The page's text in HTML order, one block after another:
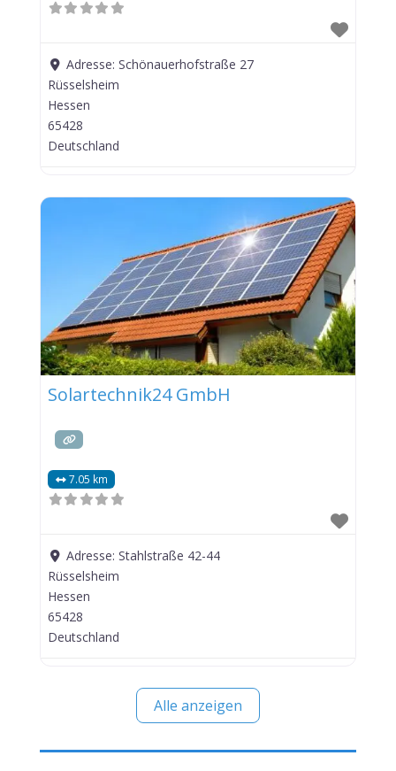
Adresse:Schönauerhofstraße 27
Rüsselsheim
Hessen
65428
Deutschland
Solartechnik24 GmbH
7.05 km
Adresse:Stahlstraße 42-44
Rüsselsheim
Hessen
65428
Deutschland
Alle anzeigen